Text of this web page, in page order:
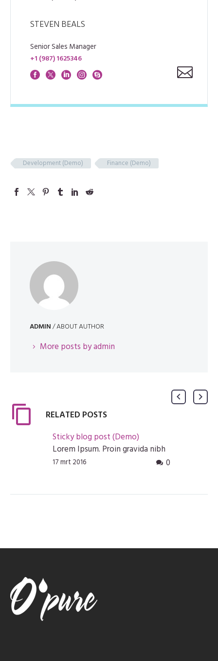
STEVEN BEALS
Senior Sales Manager
+1 (987) 1625346
Development (Demo) Finance (Demo)
ADMIN/ ABOUT AUTHOR
More posts by admin
RELATED POSTS
Sticky blog post (Demo)
Lorem Ipsum. Proin gravida nibh
vel velit auctor aliquet. Aenean
nec sagittis sem nibh id elit.
0
17 mrt 2016